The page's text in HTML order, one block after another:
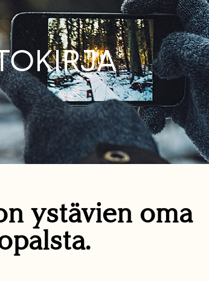
ystävien oma